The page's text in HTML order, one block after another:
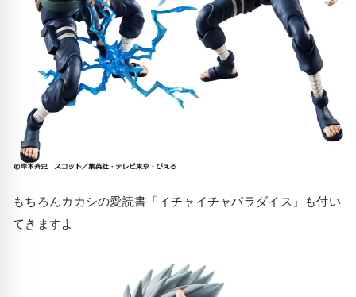
もちろんカカシの愛読書「イチャイチャパラダイス」も付い
てきますよ